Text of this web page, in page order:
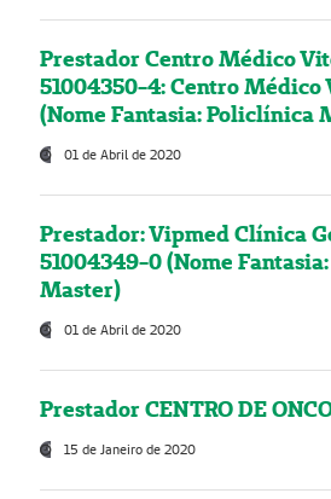
Prestador Centro Médico
51004350-4: Centro
(Nome Fantasia: Policlínica
01 de Abril de 2020
Prestador: Vipmed Clínica
51004349-0 (Nome
Master)
01 de Abril de 2020
Prestador CENTRO DE
15 de Janeiro de 2020